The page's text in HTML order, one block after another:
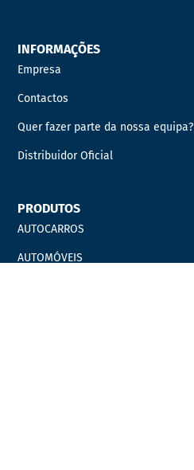
INFORMAÇÕES
Empresa
Contactos
Quer fazer parte da nossa equipa?
Distribuidor Oficial
PRODUTOS
AUTOCARROS
AUTOMÓVEIS